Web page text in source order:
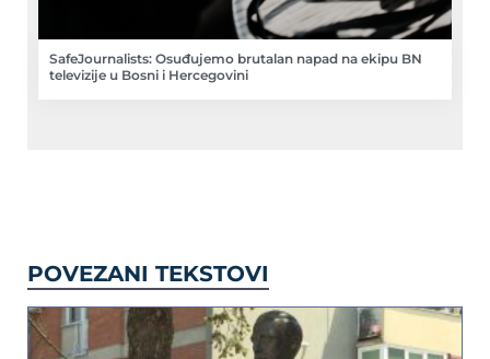
SafeJournalists: Osuđujemo brutalan napad na ekipu BN
televizije u Bosni i Hercegovini
POVEZANI TEKSTOVI